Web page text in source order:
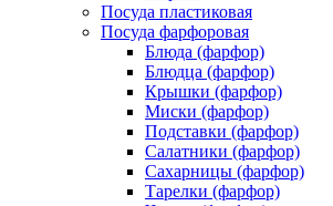
Посуда пластиковая
Посуда фарфоровая
Блюда (фарфор)
Блюдца (фарфор)
Крышки (фарфор)
Миски (фарфор)
Подставки (фарфор)
Салатники (фарфор)
Сахарницы (фарфор)
Тарелки (фарфор)